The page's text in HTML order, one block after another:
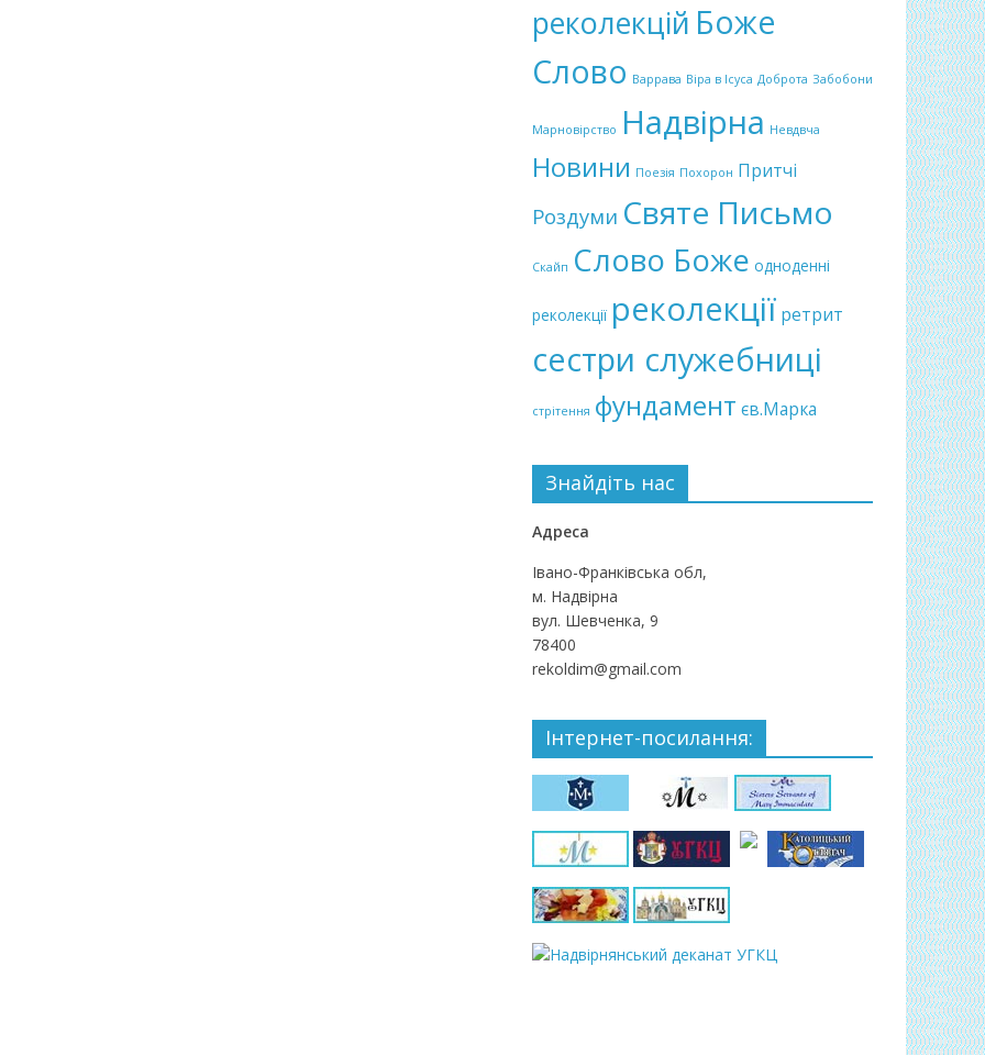
реколекцій Боже
Слово Варрава Віра в Ісуса Доброта Забобони
Марновірство Надвірна Невдвча
Новини Поезія Похорон Притчі
Роздуми Святе Письмо
Скайп Слово Боже одноденні
реколекції реколекції ретрит
сестри служебниці
стрітення фундамент єв.Марка
Знайдіть нас
Адреса
Івано-Франківська обл,
м. Надвірна
вул. Шевченка, 9
78400
rekoldim@gmail.com
Інтернет-посилання: